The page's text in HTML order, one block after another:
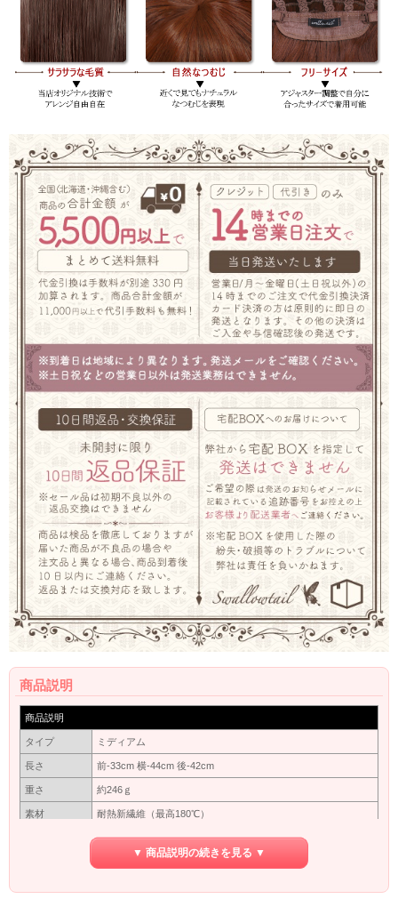
商品説明
商品説明
タイプ ミディアム
長さ 前-33cm 横-44cm 後-42cm
重さ 約246ｇ
素材 耐熱新繊維（最高180℃）
※型
カバーネットに入れて出来るだけ太陽にあたらない暗いところ
てください。
▼ 商品説明の続きを見る ▼